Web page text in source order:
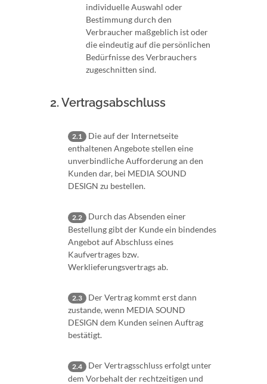
individuelle Auswahl oder
Bestimmung durch den
Verbraucher maßgeblich ist oder
die eindeutig auf die persönlichen
Bedürfnisse des Verbrauchers
zugeschnitten sind.
2. Vertragsabschluss
2.1
Die auf der Internetseite
enthaltenen Angebote stellen eine
unverbindliche Aufforderung an den
Kunden dar, bei MEDIA SOUND
DESIGN zu bestellen.
2.2
Durch das Absenden einer
Bestellung gibt der Kunde ein bindendes
Angebot auf Abschluss eines
Kaufvertrages bzw.
Werklieferungsvertrags ab.
2.3
Der Vertrag kommt erst dann
zustande, wenn MEDIA SOUND
DESIGN dem Kunden seinen Auftrag
bestätigt.
2.4
Der Vertragsschluss erfolgt unter
dem Vorbehalt der rechtzeitigen und